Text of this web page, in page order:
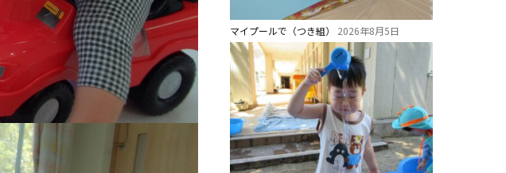
マイプールで（つき組） 2026年8月5日